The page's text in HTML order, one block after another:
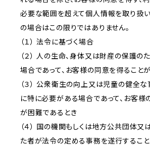
必要な範囲を超えて個人情報を取り扱い
の場合はこの限りではありません。
（１） 法令に基づく場合
（２） 人の生命、身体又は財産の保護の
場合であって、お客様の同意を得ること
（３） 公衆衛生の向上又は児童の健全
に特に必要がある場合であって、お客様
が困難であるとき
（４） 国の機関もしくは地方公共団体
た者が法令の定める事務を遂行するこ